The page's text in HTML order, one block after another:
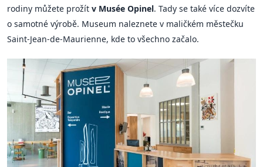
rodiny můžete prožít v Musée Opinel. Tady se také více dozvíte
o samotné výrobě. Museum naleznete v maličkém městečku
Saint-Jean-de-Maurienne, kde to všechno začalo.